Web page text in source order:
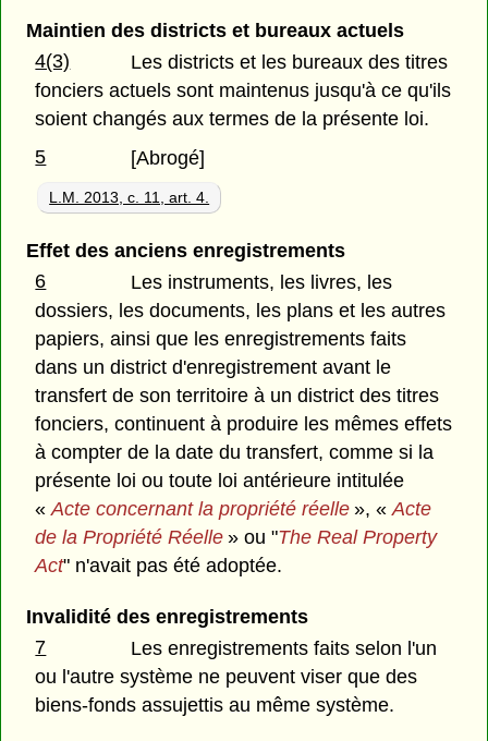
Maintien des districts et bureaux actuels
4(3)
Les districts et les bureaux des titres
fonciers actuels sont maintenus jusqu'à ce qu'ils
soient changés aux termes de la présente loi.
5
[Abrogé]
L.M. 2013, c. 11, art. 4.
Effet des anciens enregistrements
6
Les instruments, les livres, les
dossiers, les documents, les plans et les autres
papiers, ainsi que les enregistrements faits
dans un district d'enregistrement avant le
transfert de son territoire à un district des titres
fonciers, continuent à produire les mêmes effets
à compter de la date du transfert, comme si la
présente loi ou toute loi antérieure intitulée
«Acte concernant la propriété réelle », «Acte
de la Propriété Réelle » ou "The Real Property
Act" n'avait pas été adoptée.
Invalidité des enregistrements
7
Les enregistrements faits selon l'un
ou l'autre système ne peuvent viser que des
biens-fonds assujettis au même système.